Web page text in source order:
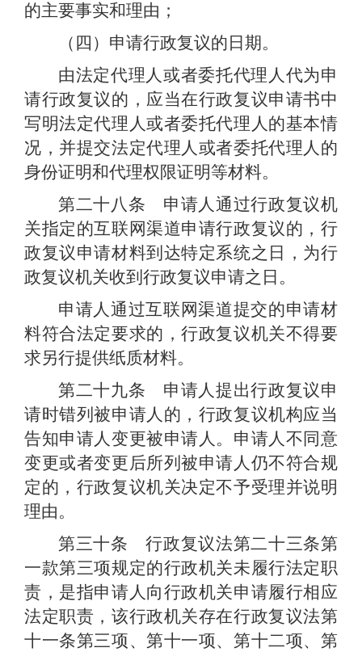
的主要事实和理由；
（四）申请行政复议的日期。
由法定代理人或者委托代理人代为申
请行政复议的，应当在行政复议申请书中
写明法定代理人或者委托代理人的基本情
况，并提交法定代理人或者委托代理人的
身份证明和代理权限证明等材料。
第二十八条 申请人通过行政复议机
关指定的互联网渠道申请行政复议的，行
政复议申请材料到达特定系统之日，为行
政复议机关收到行政复议申请之日。
申请人通过互联网渠道提交的申请材
料符合法定要求的，行政复议机关不得要
求另行提供纸质材料。
第二十九条 申请人提出行政复议申
请时错列被申请人的，行政复议机构应当
告知申请人变更被申请人。申请人不同意
变更或者变更后所列被申请人仍不符合规
定的，行政复议机关决定不予受理并说明
理由。
第三十条 行政复议法第二十三条第
一款第三项规定的行政机关未履行法定职
责，是指申请人向行政机关申请履行相应
法定职责，该行政机关存在行政复议法第
十一条第三项、第十一项、第十二项、第